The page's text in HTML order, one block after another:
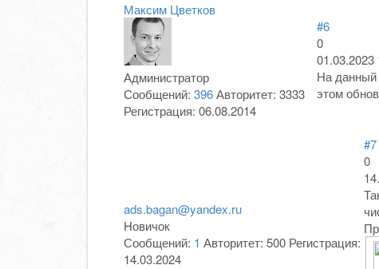
Максим Цветков
Администратор
Сообщений: 396 Авторитет: 3333
Регистрация: 06.08.2014
#6
0
01.03.2023
На данный
этом
ads.bagan@yandex.ru
Новичок
Сообщений: 1 Авторитет: 500 Регистрация:
14.03.2024
#7
0